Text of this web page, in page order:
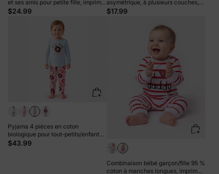
et ses amis pour petite fille, imprimé
Minnie, body à manches longues et
$24.99
asymétrique, à plusieurs couches,
rose
$17.99
Pyjama 4 pièces en coton
biologique pour tout-petits/enfants,
ensemble 4 en 1 coupe ajustée pour
$43.99
Combinaison bébé garçon/fille 95 %
coton à manches longues, imprimé